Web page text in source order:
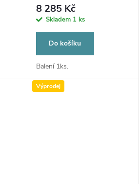
8 285 Kč
Skladem 1 ks
Do košíku
Balení 1ks.
Výprodej